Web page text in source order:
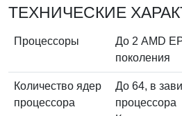
ТЕХНИЧЕСКИЕ
Процессоры
До 2 AMD
поколения
Количество ядер
процессора
До 64, в
процессора